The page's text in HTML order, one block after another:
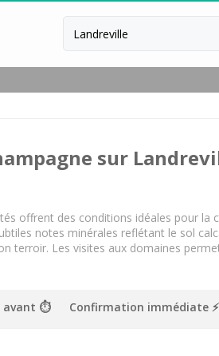
sur
offrent des conditions idéales pour
notes minérales reflétant le sol
terroir. Les visites aux domaines
avant ⏱ Confirmation immédiate ⚡️